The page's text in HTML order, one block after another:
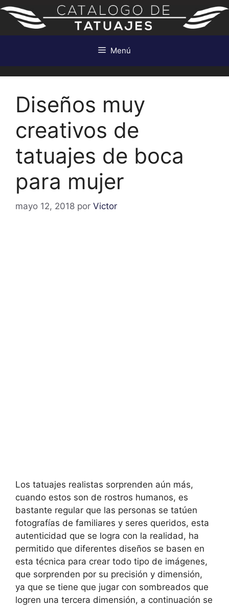
Saltar
contenido
Menú
Diseños muy
creativos de
tatuajes de boca
para mujer
mayo 12, 2018 por Victor
Los tatuajes realistas sorprenden aún más,
cuando estos son de rostros humanos, es
bastante regular que las personas se tatúen
fotografías de familiares y seres queridos, esta
autenticidad que se logra con la realidad, ha
permitido que diferentes diseños se basen en
esta técnica para crear todo tipo de imágenes,
que sorprenden por su precisión y dimensión,
ya que se tiene que jugar con sombreados que
logren una tercera dimensión, a continuación se